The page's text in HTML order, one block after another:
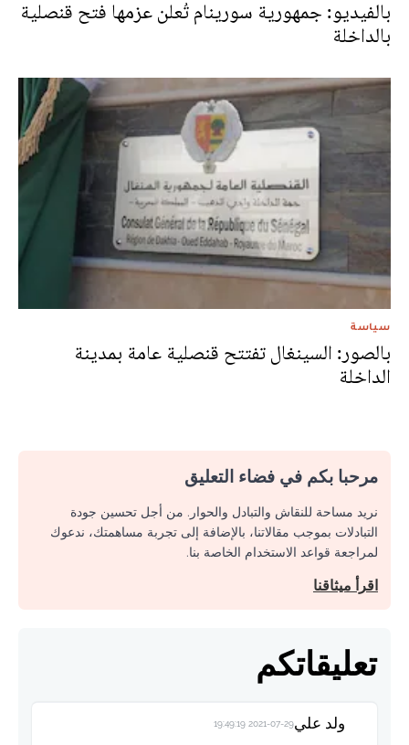
بالفيديو: جمهورية سورينام تُعلن عزمها فتح قنصلية
بالداخلة
سياسة
بالصور: السينغال تفتتح قنصلية عامة بمدينة
الداخلة
مرحبا بكم في فضاء التعليق
نريد مساحة للنقاش والتبادل والحوار. من أجل تحسين جودة
التبادلات بموجب مقالاتنا، بالإضافة إلى تجربة مساهمتك، ندعوك
لمراجعة قواعد الاستخدام الخاصة بنا.
اقرأ ميثاقنا
تعليقاتكم
ولد علي2021-07-29 19:49:19